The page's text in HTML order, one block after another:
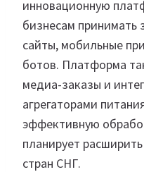
инновационную
бизнесам принимать
сайты, мобильные
ботов. Платформа
медиа-заказы и
агрегаторами
эффективную
планирует
стран СНГ.